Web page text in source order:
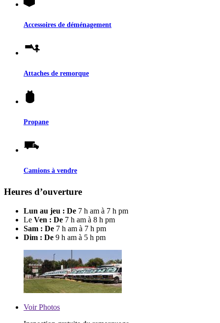
Accessoires de déménagement
Attaches de remorque
Propane
Camions à vendre
Heures d’ouverture
Lun au jeu : De 7 h am à 7 h pm
Le Ven : De 7 h am à 8 h pm
Sam : De 7 h am à 7 h pm
Dim : De 9 h am à 5 h pm
VoirPhotos